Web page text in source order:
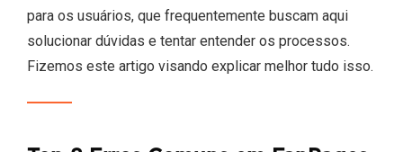
para os usuários, que frequentemente buscam aqui
solucionar dúvidas e tentar entender os processos.
Fizemos este artigo visando explicar melhor tudo isso.